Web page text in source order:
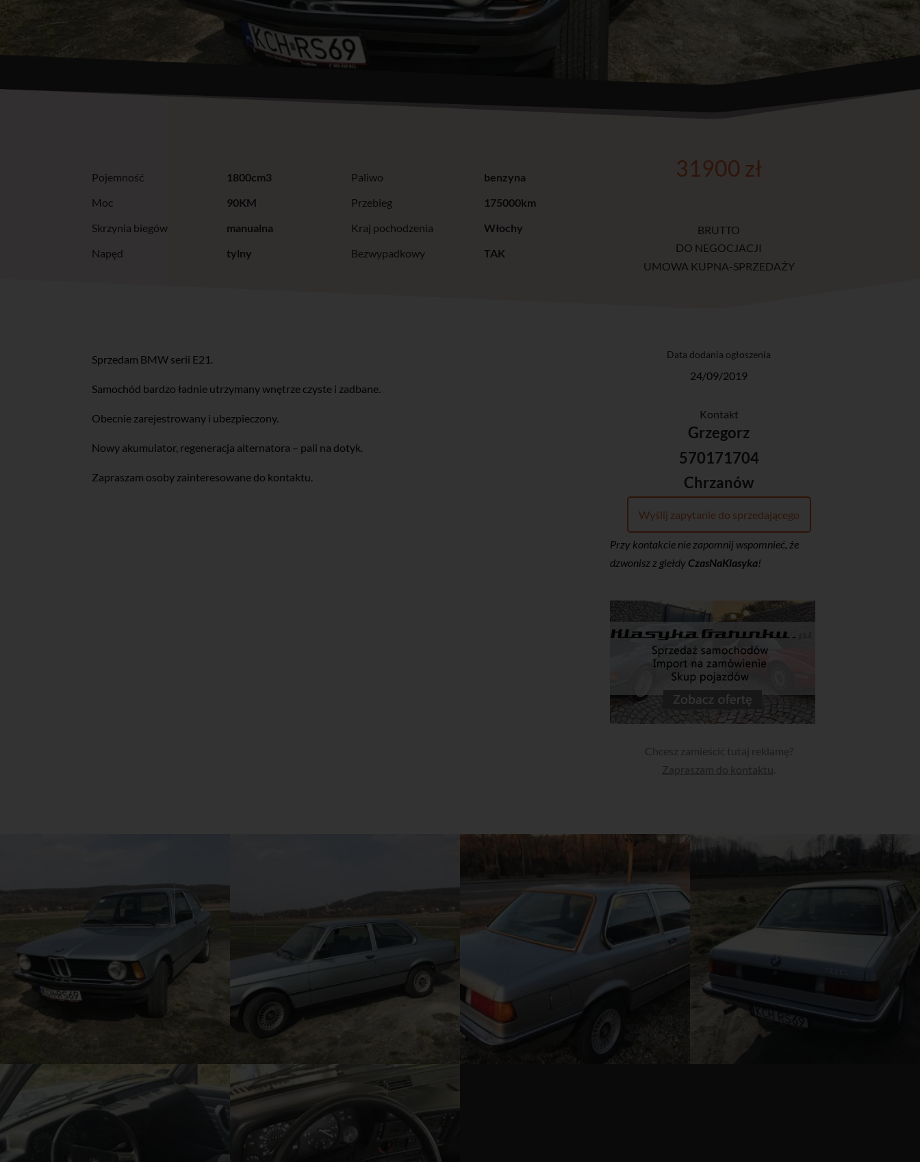
Pojemność
1800cm3
Moc
90KM
Skrzynia biegów
manualna
Napęd
tylny
Paliwo
benzyna
Przebieg
175000km
Kraj pochodzenia
Włochy
Bezwypadkowy
TAK
31900 zł
BRUTTO
DO NEGOCJACJI
UMOWA KUPNA-SPRZEDAŻY
Sprzedam BMW serii E21.
Samochód bardzo ładnie utrzymany wnętrze czyste i zadbane.
Obecnie zarejestrowany i ubezpieczony.
Nowy akumulator, regeneracja alternatora – pali na dotyk.
Zapraszam osoby zainteresowane do kontaktu.
Data dodania ogłoszenia
24/09/2019
Kontakt
Grzegorz
570171704
Chrzanów
Wyślij zapytanie do sprzedającego
Przy kontakcie nie zapomnij wspomnieć, że
dzwonisz z giełdy CzasNaKlasyka!
Chcesz zamieścić tutaj reklamę?
Zapraszam do kontaktu